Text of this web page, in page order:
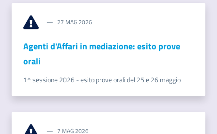
Servizi
Contatti
27 MAG 2026
Agenti d'Affari in mediazione: esito prove
orali
1^ sessione 2026 - esito prove orali del 25 e 26 maggio
7 MAG 2026